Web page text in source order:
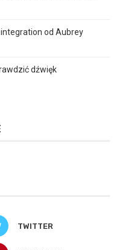
od Aubrey
dźwięk
TWITTER